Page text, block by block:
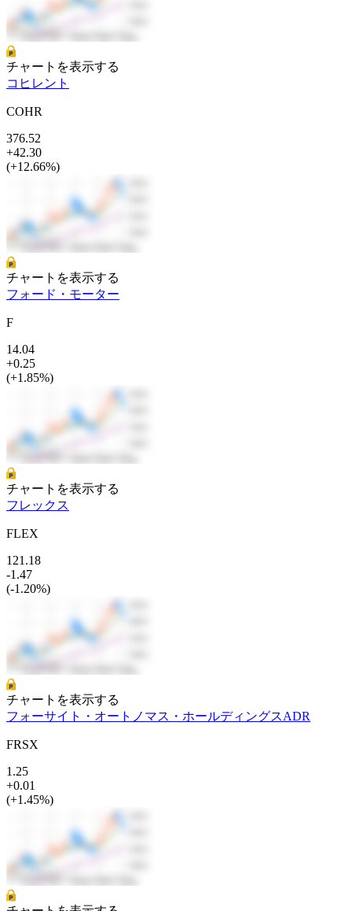
チャートを表示する
コヒレント
COHR
376.52
+42.30
(+12.66%)
チャートを表示する
フォード・モーター
F
14.04
+0.25
(+1.85%)
チャートを表示する
フレックス
FLEX
121.18
-1.47
(-1.20%)
チャートを表示する
フォーサイト・オートノマス・ホールディングスADR
FRSX
1.25
+0.01
(+1.45%)